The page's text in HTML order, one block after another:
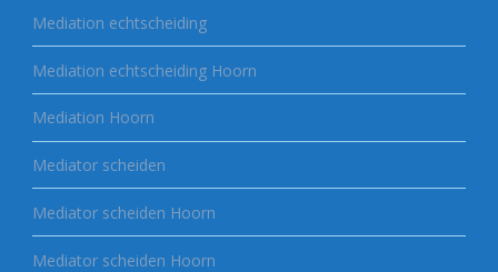
Mediation echtscheiding
Mediation echtscheiding Hoorn
Mediation Hoorn
Mediator scheiden
Mediator scheiden Hoorn
Mediator scheiden Hoorn